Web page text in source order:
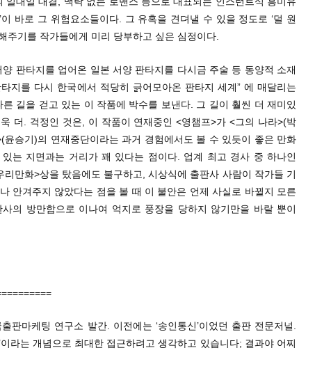
이 바로 그 위험요소들이다. 그 유혹을 견뎌낼 수 있을 정도로 ‘덜 원
주기를 작가들에게 미리 당부하고 싶은 심정이다.
판타지를 업어온 일본 서양 판타지를 다시금 주술 등 동양적 소재
지를 다시 한국에서 적당히 긁어모아온 판타지 세계” 에 매달리는
길을 걷고 있는 이 작품에 박수를 보낸다. 그 길이 훨씬 더 재미있
더. 걱정인 것은, 이 작품이 연재중인 <영챔프>가 <그의 나라>(박
윤승기)의 연재중단이라는 과거 경험에서도 볼 수 있듯이 좋은 만화
는 지면과는 거리가 꽤 있다는 점이다. 업계 최고 경사 중 하나인
만화>상을 탔음에도 불구하고, 시상식에 출판사 사람이 작가들 기
안겨주지 않았다는 점을 볼 때 이 불안은 언제 사실로 바뀔지 모른
의 방만함으로 이나여 억지로 풍장을 당하지 않기만을 바랄 뿐이
판마케팅 연구소 발간. 이전에는 ‘송인통신’이었던 출판 전문저널.
이라는 개념으로 최대한 접근하려고 생각하고 있습니다; 결과야 어찌